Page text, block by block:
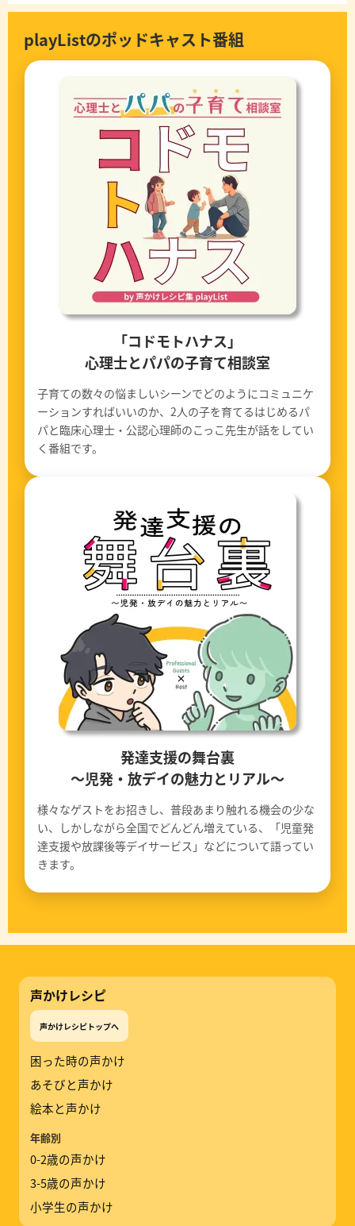
playListのポッドキャスト番組
「コドモトハナス」
心理士とパパの子育て相談室
子育ての数々の悩ましいシーンでどのようにコミュニケ
ーションすればいいのか、2人の子を育てるはじめるパ
パと臨床心理士・公認心理師のこっこ先生が話をしてい
く番組です。
発達支援の舞台裏
〜児発・放デイの魅力とリアル〜
様々なゲストをお招きし、普段あまり触れる機会の少な
い、しかしながら全国でどんどん増えている、「児童発
達支援や放課後等デイサービス」などについて語ってい
きます。
声かけレシピ
声かけレシピトップへ
困った時の声かけ
あそびと声かけ
絵本と声かけ
年齢別
0-2歳の声かけ
3-5歳の声かけ
小学生の声かけ